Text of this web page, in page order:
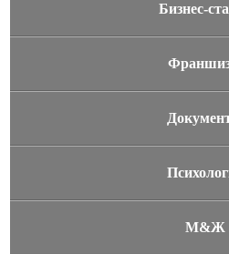
Бизнес-
М&Ж